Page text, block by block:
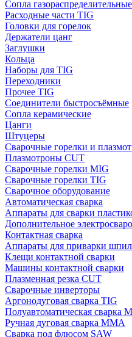
Сопла газораспределительные
Расходные части TIG
Головки для горелок
Держатели цанг
Заглушки
Кольца
Наборы для TIG
Переходники
Прочее TIG
Соединители быстросъёмные
Сопла керамические
Цанги
Штуцеры
Сварочные горелки и
Плазмотроны CUT
Сварочные горелки MIG
Сварочные горелки TIG
Сварочное оборудование
Автоматическая сварка
Аппараты для сварки
Дополнительное
Контактная сварка
Аппараты для приварки
Клещи контактной сварки
Машины контактной сварки
Плазменная резка CUT
Сварочные инверторы
Аргонодуговая сварка TIG
Полуавтоматическая сварка
Ручная дуговая сварка MMA
Сварка под флюсом SAW